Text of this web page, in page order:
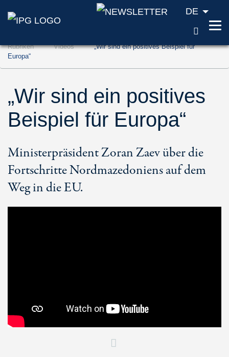
Zum Inhalt springen (Accesskey '1')
Zur Suche springen (Accesskey '2')
DE
Rubriken Videos
„Wir sind ein positives Beispiel für
Europa“
„Wir sind ein positives
Beispiel für Europa“
Ministerpräsident Zoran Zaev über die
Fortschritte Nordmazedoniens auf dem
Weg in die EU.